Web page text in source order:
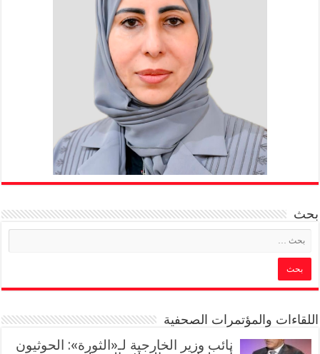
بحث
اللقاءات والمؤتمرات الصحفية
‏نائب وزير الخارجية لـ«الثورة»: الحوثيون